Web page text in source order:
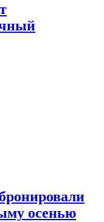
осенью